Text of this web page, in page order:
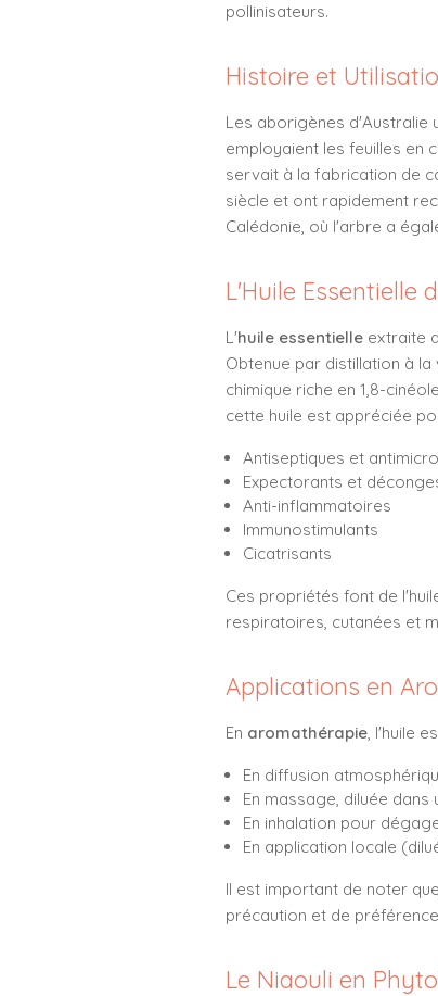
pollinisateurs.
Histoire et
Les aborigènes d'Australie
employaient les feuilles en
servait à la fabrication de
siècle et ont rapidement
Calédonie, où l'arbre a
L'Huile Essentielle
L'huile essentielle extraite
Obtenue par distillation à
chimique riche en 1,8-
cette huile est appréciée
Antiseptiques et
Expectorants et
Anti-inflammatoires
Immunostimulants
Cicatrisants
Ces propriétés font de
respiratoires, cutanées et
Applications en
En aromathérapie, l'huile
En diffusion
En massage, diluée dans
En inhalation pour
En application locale
Il est important de noter
précaution et de
Le Niaouli en